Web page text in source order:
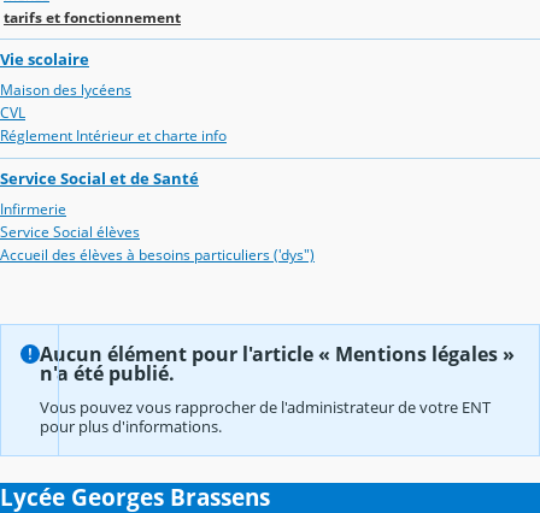
tarifs et fonctionnement
Vie scolaire
Maison des lycéens
CVL
Réglement Intérieur et charte info
Service Social et de Santé
Infirmerie
Service Social élèves
Accueil des élèves à besoins particuliers ('dys")
Aucun élément pour l'article « Mentions légales »
n'a été publié.
Vous pouvez vous rapprocher de l'administrateur de votre ENT
pour plus d'informations.
Lycée Georges Brassens